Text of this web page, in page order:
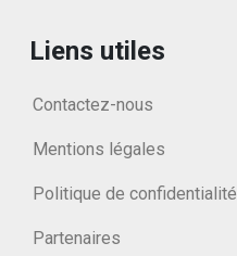
Liens utiles
Contactez-nous
Mentions légales
Politique de confidentialité
Partenaires